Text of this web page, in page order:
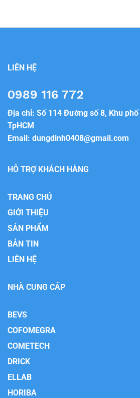
LIÊN HỆ
0989 116 772
Địa chỉ: Số 114 Đường số 8, Khu
TpHCM
Email: dungdinh0408@gmail.com
HỖ TRỢ KHÁCH HÀNG
TRANG CHỦ
GIỚI THIỆU
SẢN PHẨM
BẢN TIN
LIÊN HỆ
NHÀ CUNG CẤP
BEVS
COFOMEGRA
COMETECH
DRICK
ELLAB
HORIBA